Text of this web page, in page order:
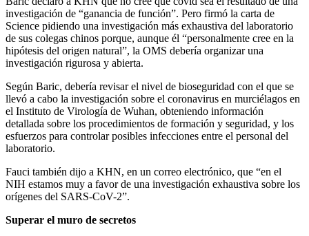
investigación de “ganancia de función”. Pero firmó la carta de
Science pidiendo una investigación más exhaustiva del laboratorio
de sus colegas chinos porque, aunque él “personalmente cree en la
hipótesis del origen natural”, la OMS debería organizar una
investigación rigurosa y abierta.
Según Baric, debería revisar el nivel de bioseguridad con el que se
llevó a cabo la investigación sobre el coronavirus en murciélagos en
el Instituto de Virología de Wuhan, obteniendo información
detallada sobre los procedimientos de formación y seguridad, y los
esfuerzos para controlar posibles infecciones entre el personal del
laboratorio.
Fauci también dijo a KHN, en un correo electrónico, que “en el
NIH estamos muy a favor de una investigación exhaustiva sobre los
orígenes del SARS-CoV-2”.
Superar el muro de secretos